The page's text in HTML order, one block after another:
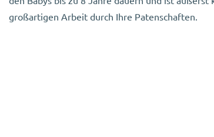
großartigen Arbeit durch Ihre Patenschaften.